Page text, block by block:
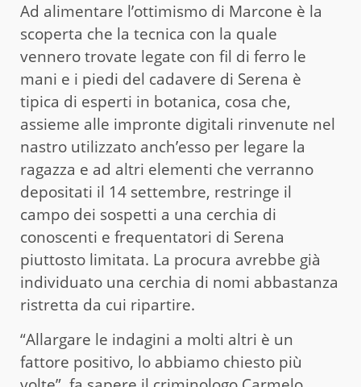
Ad alimentare l’ottimismo di Marcone è la
scoperta che la tecnica con la quale
vennero trovate legate con fil di ferro le
mani e i piedi del cadavere di Serena è
tipica di esperti in botanica, cosa che,
assieme alle impronte digitali rinvenute nel
nastro utilizzato anch’esso per legare la
ragazza e ad altri elementi che verranno
depositati il 14 settembre, restringe il
campo dei sospetti a una cerchia di
conoscenti e frequentatori di Serena
piuttosto limitata. La procura avrebbe già
individuato una cerchia di nomi abbastanza
ristretta da cui ripartire.
“Allargare le indagini a molti altri è un
fattore positivo, lo abbiamo chiesto più